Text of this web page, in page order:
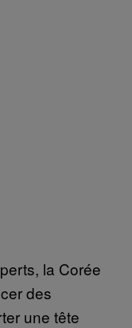
la Corée
des
une tête